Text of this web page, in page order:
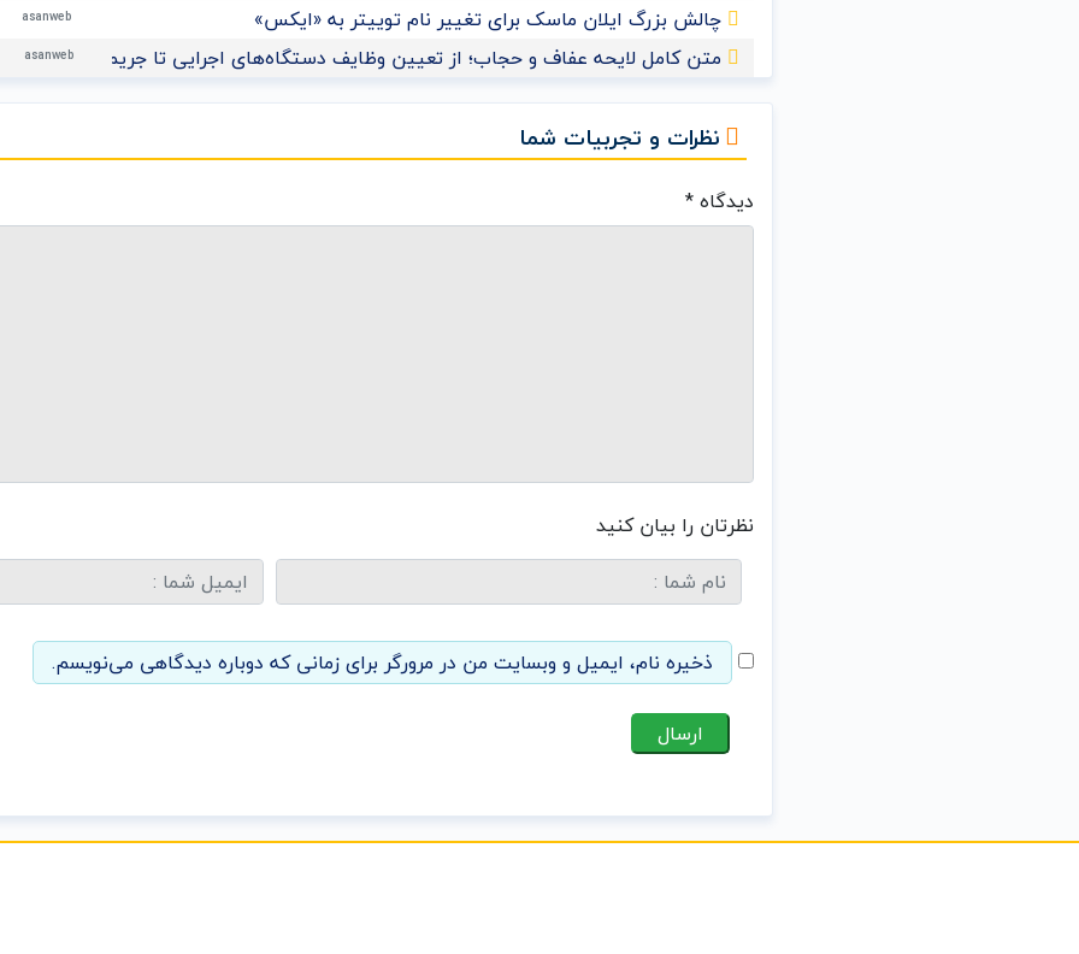
asanweb چالش بزرگ ایلان ماسک برای تغییر نام توییتر به «ایکس»
asanweb
متن کامل لایحه عفاف و حجاب؛ از تعیین وظایف دستگاه‌های اجرایی تا جریمه نقدی برای
نظرات و تجربیات شما
دیدگاه*
نظرتان را بیان کنید
ذخیره نام، ایمیل و وبسایت من در مرورگر برای زمانی که دوباره دیدگاهی می‌نویسم.